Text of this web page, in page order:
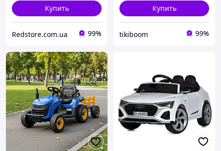
Купить
Redstore.com.ua 99%
Купить
tikiboom 99%